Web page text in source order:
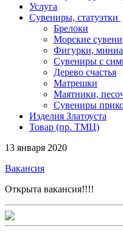
Услуга
Сувениры, статуэтки
Брелоки
Морские
Фигурки,
Сувениры с
Дерево счастья
Матрешки
Маятники,
Сувениры
Изделия Златоуста
Товар (пр. ТМЦ)
13 января 2020
Вакансия
Открыта вакансия!!!!